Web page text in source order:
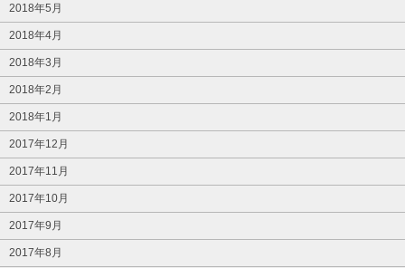
2018年5月
2018年4月
2018年3月
2018年2月
2018年1月
2017年12月
2017年11月
2017年10月
2017年9月
2017年8月